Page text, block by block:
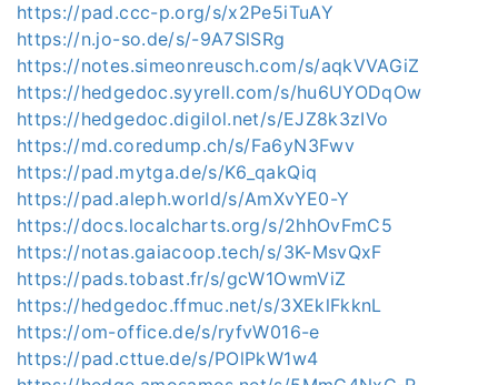
https://pad.ccc-p.org/s/x2Pe5iTuAY
https://n.jo-so.de/s/-9A7SlSRg
https://notes.simeonreusch.com/s/aqkVVAGiZ
https://hedgedoc.syyrell.com/s/hu6UYODqOw
https://hedgedoc.digilol.net/s/EJZ8k3zIVo
https://md.coredump.ch/s/Fa6yN3Fwv
https://pad.mytga.de/s/K6_qakQiq
https://pad.aleph.world/s/AmXvYE0-Y
https://docs.localcharts.org/s/2hhOvFmC5
https://notas.gaiacoop.tech/s/3K-MsvQxF
https://pads.tobast.fr/s/gcW1OwmViZ
https://hedgedoc.ffmuc.net/s/3XEklFkknL
https://om-office.de/s/ryfvW016-e
https://pad.cttue.de/s/POlPkW1w4